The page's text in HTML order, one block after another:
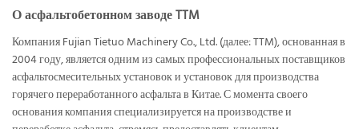
О асфальтобетонном заводе TTM
Компания Fujian Tietuo Machinery Co., Ltd. (далее: TTM), основанная в
2004 году, является одним из самых профессиональных поставщиков
асфальтосмесительных установок и установок для производства
горячего переработанного асфальта в Китае. С момента своего
основания компания специализируется на производстве и